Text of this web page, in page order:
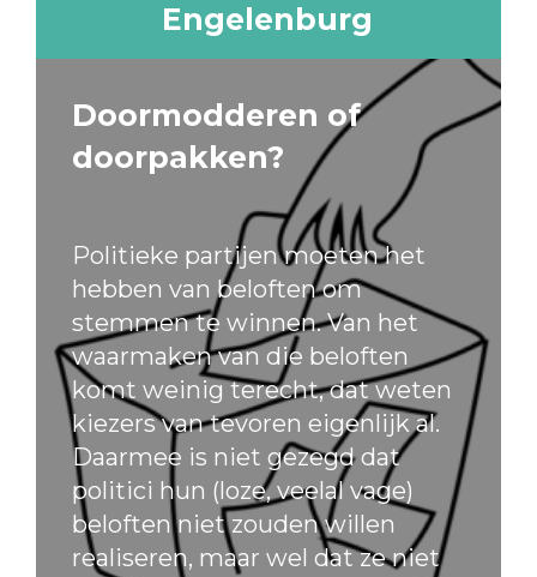
Engelenburg
Doormodderen of
doorpakken?
Politieke partijen moeten het
hebben van beloften om
stemmen te winnen. Van het
waarmaken van die beloften
komt weinig terecht, dat weten
kiezers van tevoren eigenlijk al.
Daarmee is niet gezegd dat
politici hun (loze, veelal vage)
beloften niet zouden willen
realiseren, maar wel dat ze niet